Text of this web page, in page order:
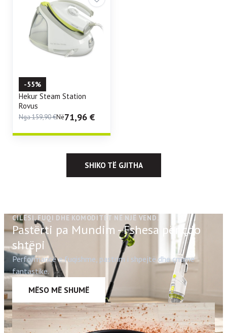
-55%
Hekur Steam Station
Rovus
Nga159,90€Në71,96 €
SHIKO TË GJITHA
CILËSI, FUQI DHE KOMODITET NË NJË VEND.
Pastërti pa Mundim - Fshesa për çdo
shtëpi
Performancë e fuqishme, pastrim i shpejtë dhe çmime
fantastike.
MËSO MË SHUMË